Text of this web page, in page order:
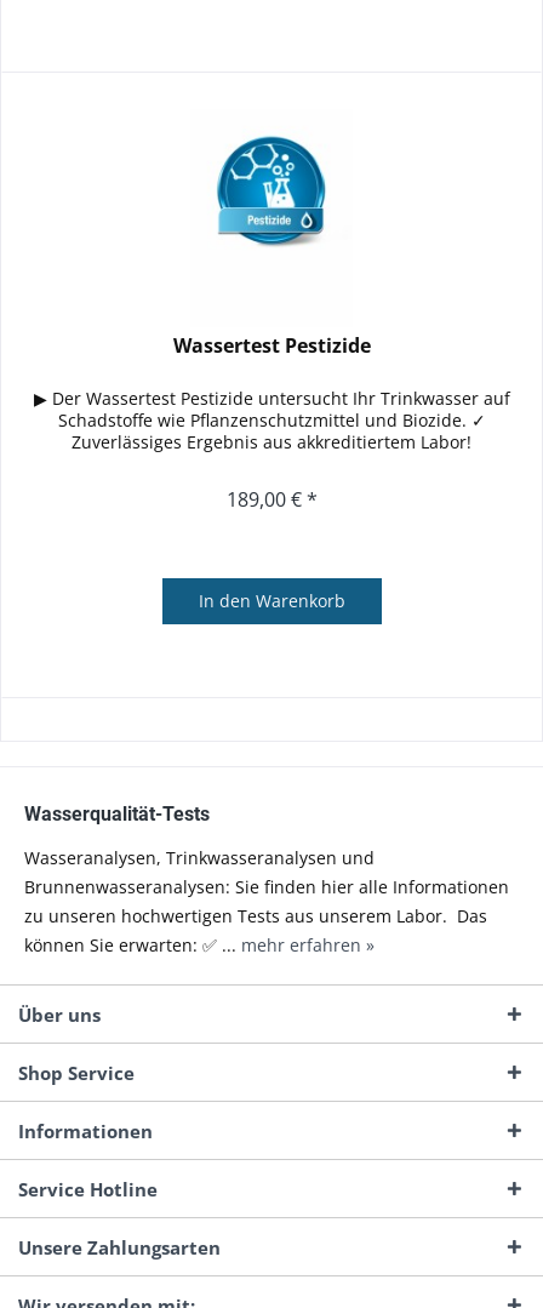
Wassertest Pestizide
▶ Der Wassertest Pestizide untersucht Ihr Trinkwasser auf
Schadstoffe wie Pflanzenschutzmittel und Biozide. ✓
Zuverlässiges Ergebnis aus akkreditiertem Labor!
189,00 € *
In den Warenkorb
Wasserqualität-Tests
Wasseranalysen, Trinkwasseranalysen und
Brunnenwasseranalysen: Sie finden hier alle Informationen
zu unseren hochwertigen Tests aus unserem Labor. Das
können Sie erwarten: ✅ ... mehr erfahren »
Über uns
Shop Service
Informationen
Service Hotline
Unsere Zahlungsarten